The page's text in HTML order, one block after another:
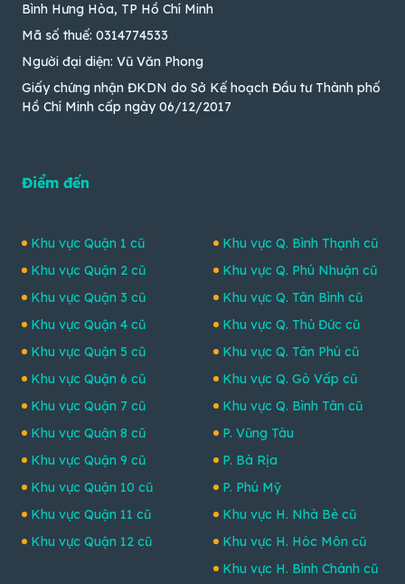
Bình Hưng Hòa, TP Hồ Chí Minh
Mã số thuế: 0314774533
Người đại diện: Vũ Văn Phong
Giấy chứng nhận ĐKDN do Sở Kế hoạch Đầu tư Thành phố
Hồ Chí Minh cấp ngày 06/12/2017
Điểm đến
Khu vực Quận 1 cũ
Khu vực Quận 2 cũ
Khu vực Quận 3 cũ
Khu vực Quận 4 cũ
Khu vực Quận 5 cũ
Khu vực Quận 6 cũ
Khu vực Quận 7 cũ
Khu vực Quận 8 cũ
Khu vực Quận 9 cũ
Khu vực Quận 10 cũ
Khu vực Quận 11 cũ
Khu vực Quận 12 cũ
Khu vực Q. Bình Thạnh cũ
Khu vực Q. Phú Nhuận cũ
Khu vực Q. Tân Bình cũ
Khu vực Q. Thủ Đức cũ
Khu vực Q. Tân Phú cũ
Khu vực Q. Gò Vấp cũ
Khu vực Q. Bình Tân cũ
P. Vũng Tàu
P. Bà Rịa
P. Phú Mỹ
Khu vực H. Nhà Bè cũ
Khu vực H. Hóc Môn cũ
Khu vực H. Bình Chánh cũ